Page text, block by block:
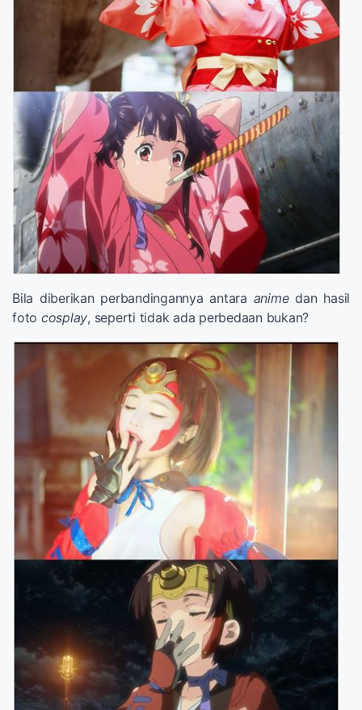
Bila diberikan perbandingannya antara animedan hasil
foto cosplay, seperti tidak ada perbedaan bukan?